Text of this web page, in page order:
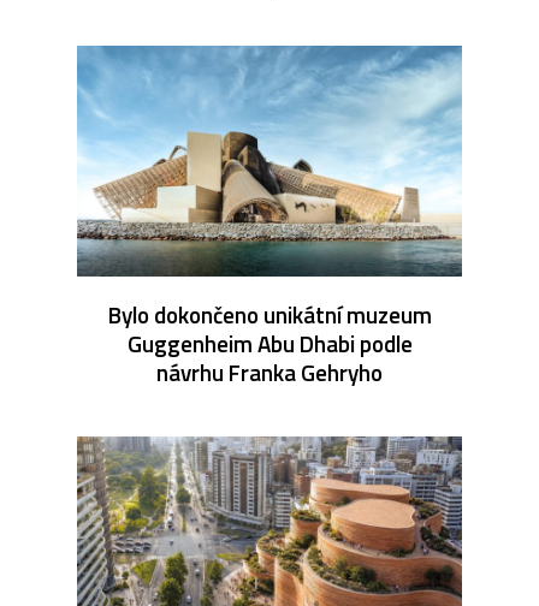
Bylo dokončeno unikátní muzeum
Guggenheim Abu Dhabi podle
návrhu Franka Gehryho